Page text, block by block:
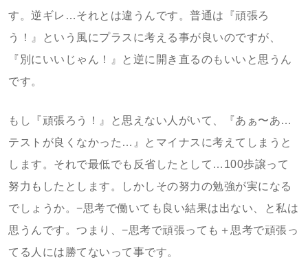
す。逆ギレ…それとは違うんです。普通は『頑張ろ
う！』という風にプラスに考える事が良いのですが、
『別にいいじゃん！』と逆に開き直るのもいいと思うん
です。
もし『頑張ろう！』と思えない人がいて、『あぁ〜あ…
テストが良くなかった…』とマイナスに考えてしまうと
します。それで最低でも反省したとして…100歩譲って
努力もしたとします。しかしその努力の勉強が実になる
でしょうか。−思考で働いても良い結果は出ない、と私は
思うんです。つまり、−思考で頑張っても＋思考で頑張っ
てる人には勝てないって事です。